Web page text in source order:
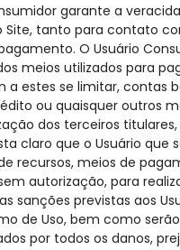
garante a
Site, tanto para contato
O Usuário
meios utilizados para
a estes se limitar, contas
ou quaisquer outros
dos terceiros
claro que o Usuário que
recursos, meios de
autorização, para
sanções previstas aos
de Uso, bem como serão
por todos os danos,